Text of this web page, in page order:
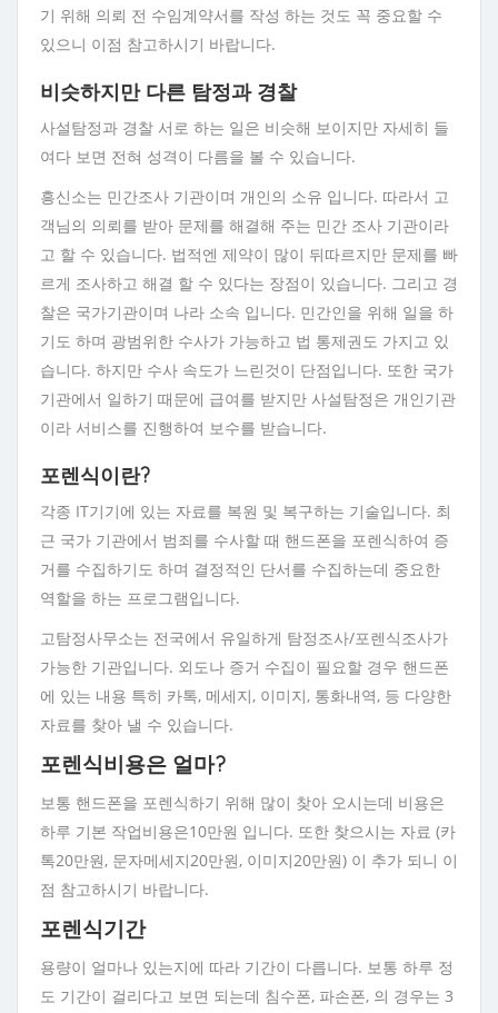
기 위해 의뢰 전 수임계약서를 작성 하는 것도 꼭 중요할 수
있으니 이점 참고하시기 바랍니다.
비슷하지만 다른 탐정과 경찰
사설탐정과 경찰 서로 하는 일은 비슷해 보이지만 자세히 들
여다 보면 전혀 성격이 다름을 볼 수 있습니다.
흥신소는 민간조사 기관이며 개인의 소유 입니다. 따라서 고
객님의 의뢰를 받아 문제를 해결해 주는 민간 조사 기관이라
고 할 수 있습니다. 법적엔 제약이 많이 뒤따르지만 문제를 빠
르게 조사하고 해결 할 수 있다는 장점이 있습니다. 그리고 경
찰은 국가기관이며 나라 소속 입니다. 민간인을 위해 일을 하
기도 하며 광범위한 수사가 가능하고 법 통제권도 가지고 있
습니다. 하지만 수사 속도가 느린것이 단점입니다. 또한 국가
기관에서 일하기 때문에 급여를 받지만 사설탐정은 개인기관
이라 서비스를 진행하여 보수를 받습니다.
포렌식이란?
각종 IT기기에 있는 자료를 복원 및 복구하는 기술입니다. 최
근 국가 기관에서 범죄를 수사할 때 핸드폰을 포렌식하여 증
거를 수집하기도 하며 결정적인 단서를 수집하는데 중요한
역할을 하는 프로그램입니다.
고탐정사무소는 전국에서 유일하게 탐정조사/포렌식조사가
가능한 기관입니다. 외도나 증거 수집이 필요할 경우 핸드폰
에 있는 내용 특히 카톡, 메세지, 이미지, 통화내역, 등 다양한
자료를 찾아 낼 수 있습니다.
포렌식비용은 얼마?
보통 핸드폰을 포렌식하기 위해 많이 찾아 오시는데 비용은
하루 기본 작업비용은10만원 입니다. 또한 찾으시는 자료 (카
톡20만원, 문자메세지20만원, 이미지20만원) 이 추가 되니 이
점 참고하시기 바랍니다.
포렌식기간
용량이 얼마나 있는지에 따라 기간이 다릅니다. 보통 하루 정
도 기간이 걸리다고 보면 되는데 침수폰, 파손폰, 의 경우는 3